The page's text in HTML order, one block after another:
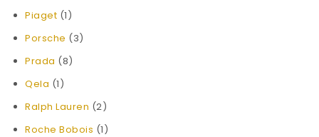
Piaget (1)
Porsche (3)
Prada (8)
Qela (1)
Ralph Lauren (2)
Roche Bobois (1)